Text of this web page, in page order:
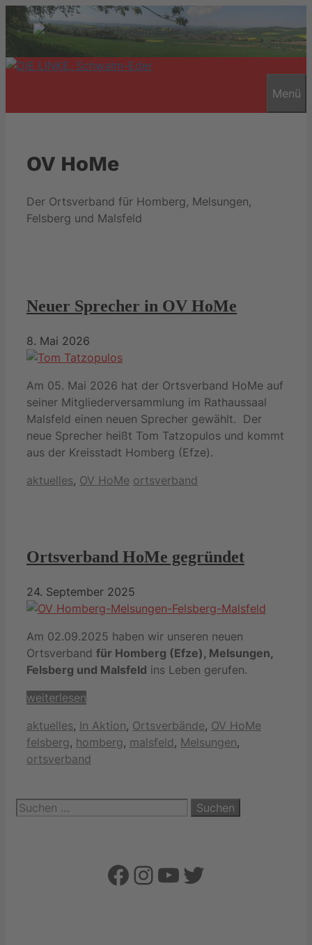
Zum
Inhalt
springen
Menü
OV HoMe
Der Ortsverband für Homberg, Melsungen,
Felsberg und Malsfeld
Neuer Sprecher in OV HoMe
8. Mai 2026
Am 05. Mai 2026 hat der Ortsverband HoMe auf
seiner Mitgliederversammlung im Rathaussaal
Malsfeld einen neuen Sprecher gewählt. Der
neue Sprecher heißt Tom Tatzopulos und kommt
aus der Kreisstadt Homberg (Efze).
Kategorien
aktuelles, OV HoMe Schlagwörter
ortsverband
Ortsverband HoMe gegründet
24. September 2025
Am 02.09.2025 haben wir unseren neuen
Ortsverband für Homberg (Efze), Melsungen,
Felsberg und Malsfeld ins Leben gerufen.
weiterlesen
Kategorien
aktuelles, In Aktion, Ortsverbände, OV HoMe
felsberg, homberg, malsfeld, Melsungen,
ortsverband
Suchen
nach:
Facebook
Instagram
YouTube
Twitter